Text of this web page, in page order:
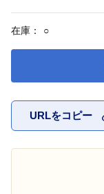
在庫： ○
URLをコピー